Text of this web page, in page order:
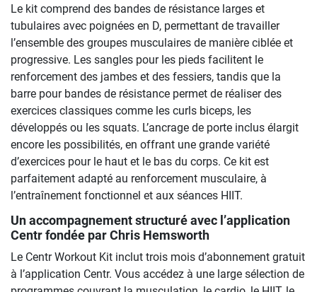
Le kit comprend des bandes de résistance larges et
tubulaires avec poignées en D, permettant de travailler
l’ensemble des groupes musculaires de manière ciblée et
progressive. Les sangles pour les pieds facilitent le
renforcement des jambes et des fessiers, tandis que la
barre pour bandes de résistance permet de réaliser des
exercices classiques comme les curls biceps, les
développés ou les squats. L’ancrage de porte inclus élargit
encore les possibilités, en offrant une grande variété
d’exercices pour le haut et le bas du corps. Ce kit est
parfaitement adapté au renforcement musculaire, à
l’entraînement fonctionnel et aux séances HIIT.
Un accompagnement structuré avec l’application
Centr fondée par Chris Hemsworth
Le Centr Workout Kit inclut trois mois d’abonnement gratuit
à l’application Centr. Vous accédez à une large sélection de